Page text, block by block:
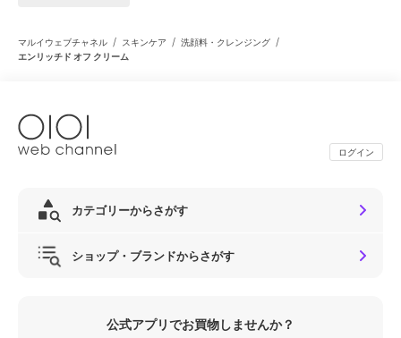
マルイウェブチャネル / スキンケア / 洗顔料・クレンジング /
エンリッチド オフ クリーム
ログイン
カテゴリーからさがす
ショップ・ブランドからさがす
公式アプリでお買物しませんか？